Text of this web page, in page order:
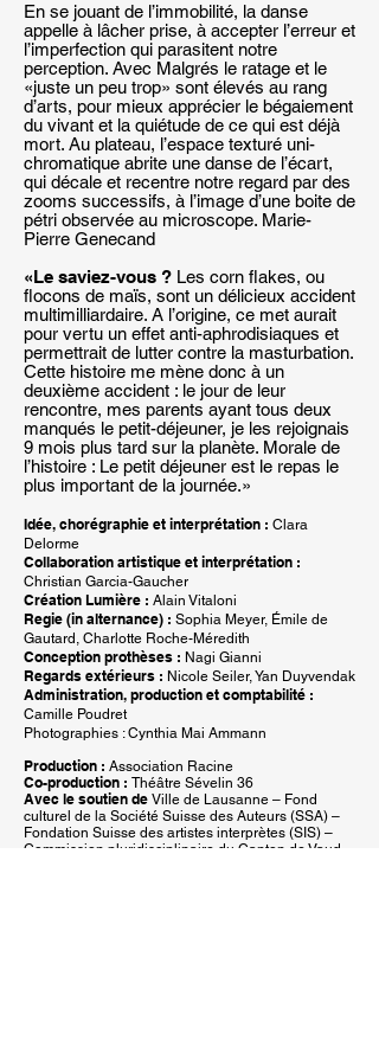
En se jouant de l’immobilité, la danse
appelle à lâcher prise, à accepter l’erreur et
l’imperfection qui parasitent notre
perception. Avec Malgrés le ratage et le
«juste un peu trop» sont élevés au rang
d’arts, pour mieux apprécier le bégaiement
du vivant et la quiétude de ce qui est déjà
mort. Au plateau, l’espace texturé uni-
chromatique abrite une danse de l’écart,
qui décale et recentre notre regard par des
zooms successifs, à l’image d’une boite de
pétri observée au microscope. Marie-
Pierre Genecand
«Le saviez-vous ? Les corn flakes, ou
flocons de maïs, sont un délicieux accident
multimilliardaire. A l’origine, ce met aurait
pour vertu un effet anti-aphrodisiaques et
permettrait de lutter contre la masturbation.
Cette histoire me mène donc à un
deuxième accident : le jour de leur
rencontre, mes parents ayant tous deux
manqués le petit-déjeuner, je les rejoignais
9 mois plus tard sur la planète. Morale de
l’histoire : Le petit déjeuner est le repas le
plus important de la journée.»
Idée, chorégraphie et interprétation : Clara
Delorme
Collaboration artistique et interprétation :
Christian Garcia-Gaucher
Création Lumière : Alain Vitaloni
Regie (in alternance) : Sophia Meyer, Émile de
Gautard, Charlotte Roche-Méredith
Conception prothèses : Nagi Gianni
Regards extérieurs : Nicole Seiler, Yan Duyvendak
Administration, production et comptabilité :
Camille Poudret
Photographies : Cynthia Mai Ammann
Production : Association Racine
Co-production : Théâtre Sévelin 36
Avec le soutien de Ville de Lausanne – Fond
culturel de la Société Suisse des Auteurs (SSA) –
Fondation Suisse des artistes interprètes (SIS) –
Commission pluridisciplinaire du Canton de Vaud